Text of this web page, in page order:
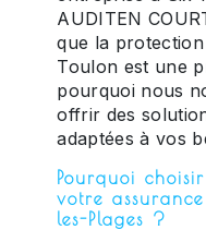
AUDITEN
que la
Toulon est une
pourquoi nous
offrir des
adaptées à vos
Pourquoi
votre
les-Plages ?